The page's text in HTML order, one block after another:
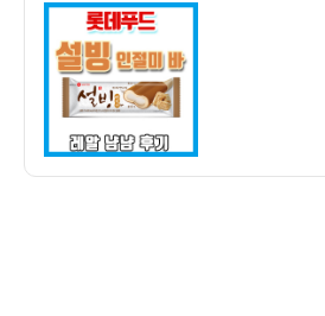
이
일